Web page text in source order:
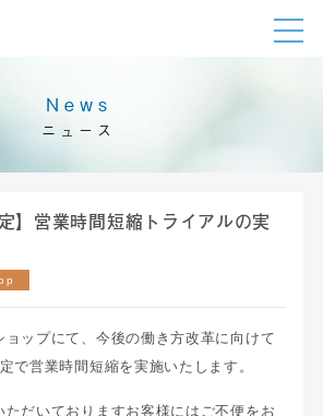
News
ニュース
】営業時間短縮トライアルの実
ョップにて、今後の働き方改革に向けて
で営業時間短縮を実施いたします。
ただいておりますお客様にはご不便をお